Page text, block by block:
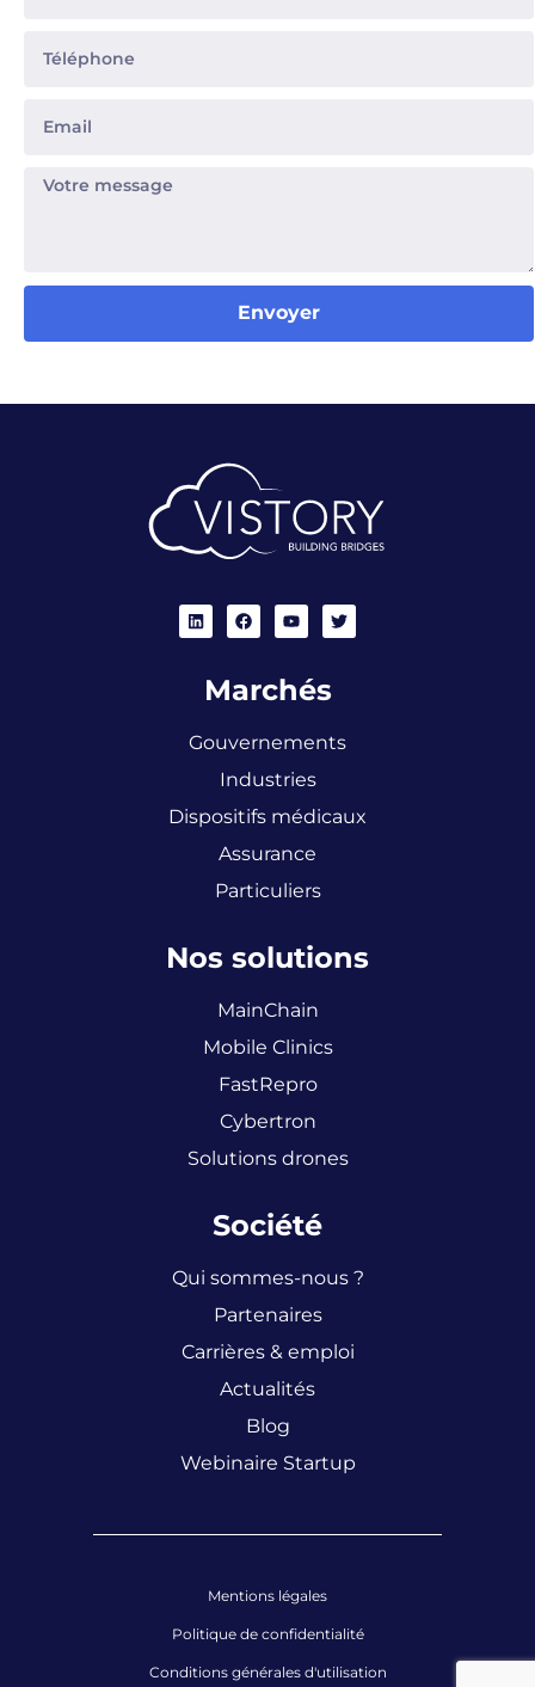
Envoyer
Marchés
Gouvernements
Industries
Dispositifs médicaux
Assurance
Particuliers
Nos solutions
MainChain
Mobile Clinics
FastRepro
Cybertron
Solutions drones
Société
Qui sommes-nous ?
Partenaires
Carrières & emploi
Actualités
Blog
Webinaire Startup
Mentions légales
Politique de confidentialité
Conditions générales d'utilisation